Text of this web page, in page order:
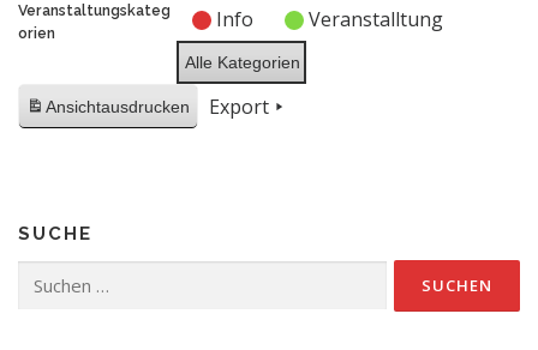
Veranstaltungskateg
orien
Info Veranstalltung
Alle Kategorien
Ansichtausdrucken Export
SUCHE
nach: